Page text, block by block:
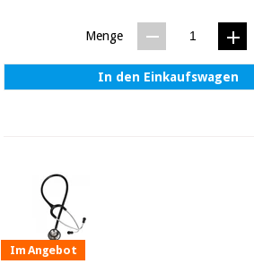
Menge
In den Einkaufswagen
Im Angebot